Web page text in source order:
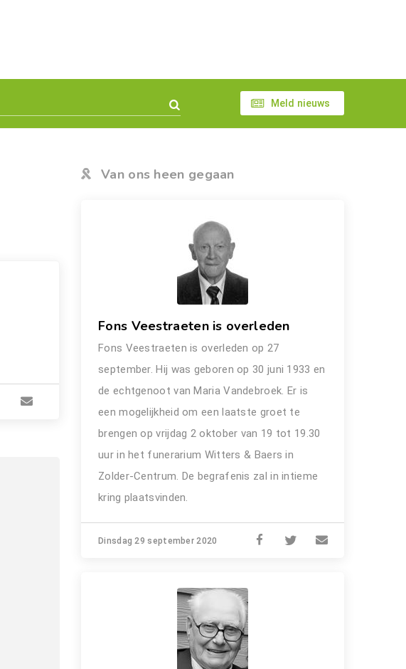
Meld nieuws
Van ons heen gegaan
Fons Veestraeten is overleden
Fons Veestraeten is overleden op 27
september. Hij was geboren op 30 juni 1933 en
de echtgenoot van Maria Vandebroek. Er is
een mogelijkheid om een laatste groet te
brengen op vrijdag 2 oktober van 19 tot 19.30
uur in het funerarium Witters & Baers in
Zolder-Centrum. De begrafenis zal in intieme
kring plaatsvinden.
Dinsdag 29 september 2020